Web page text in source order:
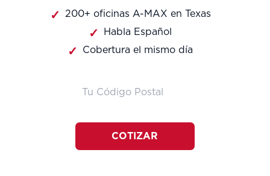
200+ oficinas A-MAX en Texas
Habla Español
Cobertura el mismo día
COTIZAR